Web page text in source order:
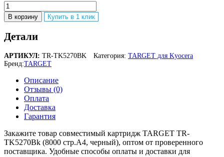
Количество
товара
Совместимый
картридж
TARGET
TK5270Bk
Kyocera
5270K
Kyocera
ECOSYS
P6230cdn/M6230cidn/M6630cidn,
черный,
8000
страниц
В корзину Купить в 1 клик
Детали
АРТИКУЛ: TR-TK5270BK Категория: TARGET для Kyocera
Бренд:TARGET
Описание
Отзывы (0)
Оплата
Доставка
Гарантия
Закажите товар совместимый картридж TARGET TR-
TK5270Bk (8000 стр.А4, черный), оптом от проверенного
поставщика. Удобные способы оплаты и доставки для